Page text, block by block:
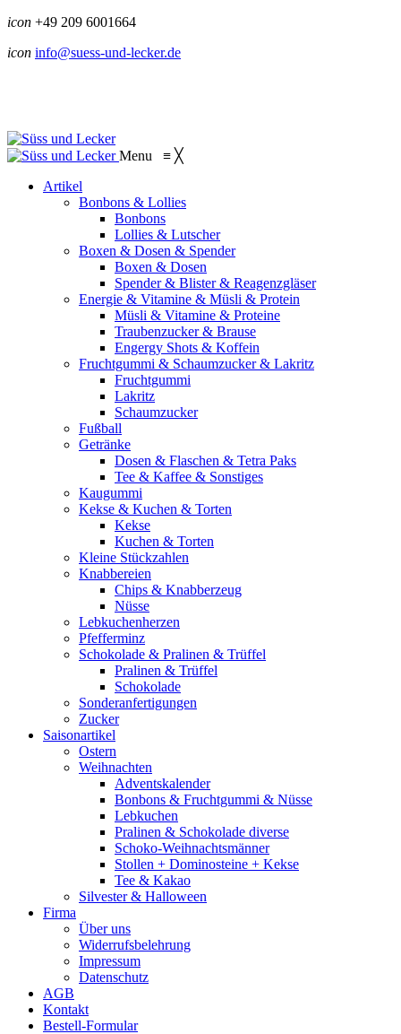
icon +49 209 6001664
icon info@suess-und-lecker.de
Menu ≡ ╳
Artikel
Bonbons & Lollies
Bonbons
Lollies & Lutscher
Boxen & Dosen & Spender
Boxen & Dosen
Spender & Blister & Reagenzgläser
Energie & Vitamine & Müsli & Protein
Müsli & Vitamine & Proteine
Traubenzucker & Brause
Engergy Shots & Koffein
Fruchtgummi & Schaumzucker & Lakritz
Fruchtgummi
Lakritz
Schaumzucker
Fußball
Getränke
Dosen & Flaschen & Tetra Paks
Tee & Kaffee & Sonstiges
Kaugummi
Kekse & Kuchen & Torten
Kekse
Kuchen & Torten
Kleine Stückzahlen
Knabbereien
Chips & Knabberzeug
Nüsse
Lebkuchenherzen
Pfefferminz
Schokolade & Pralinen & Trüffel
Pralinen & Trüffel
Schokolade
Sonderanfertigungen
Zucker
Saisonartikel
Ostern
Weihnachten
Adventskalender
Bonbons & Fruchtgummi & Nüsse
Lebkuchen
Pralinen & Schokolade diverse
Schoko-Weihnachtsmänner
Stollen + Dominosteine + Kekse
Tee & Kakao
Silvester & Halloween
Firma
Über uns
Widerrufsbelehrung
Impressum
Datenschutz
AGB
Kontakt
Bestell-Formular